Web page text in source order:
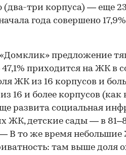
три корпуса) — еще
года совершено
предложение
приходится на ЖК в
ЖК из 16 корпусов и
16 и более корпусов (как
развита социальная
ЖК, детские сады — в
В то же время небольшие
там выше доля